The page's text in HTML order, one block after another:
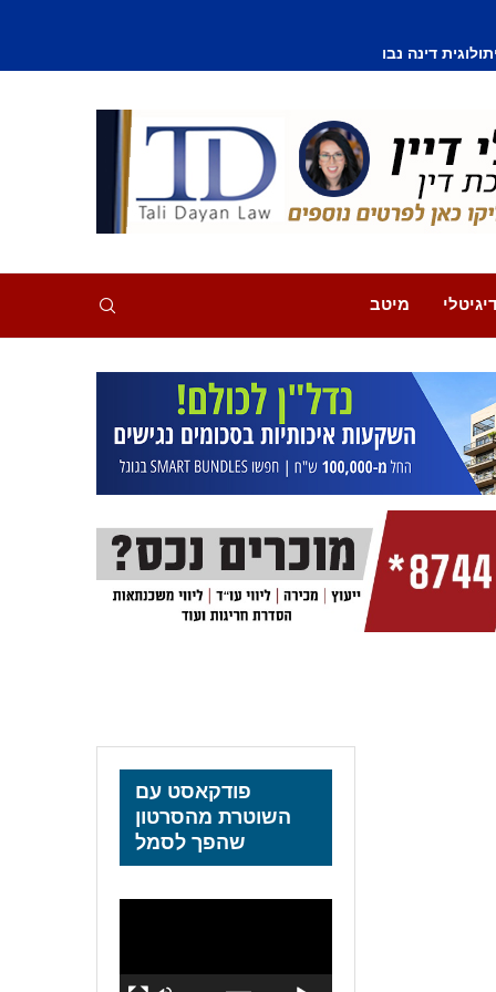
נפצע קל
מיטב
פודקאסט עם
השוטרת מהסרטון
שהפך לסמל